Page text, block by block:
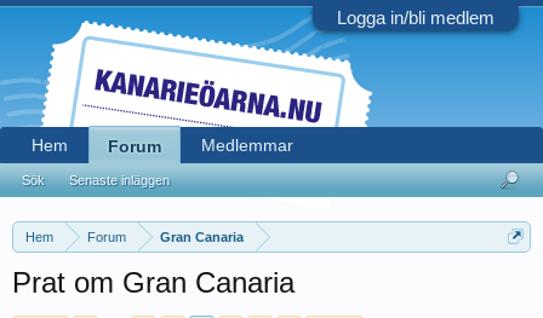
Logga in/bli medlem
Hem Forum Gran Canaria
Prat om Gran Canaria
Hem Forum
Sök Senaste inläggen
Medlemmar